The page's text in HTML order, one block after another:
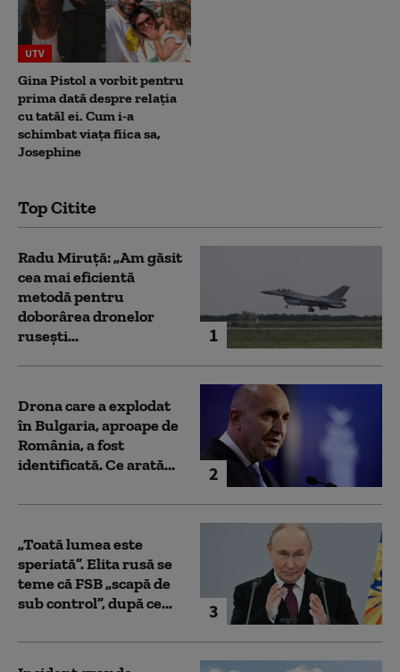
UTV
Gina Pistol a vorbit pentru
prima dată despre relația
cu tatăl ei. Cum i-a
schimbat viața fiica sa,
Josephine
Top Citite
1
Radu Miruță: „Am găsit
cea mai eficientă
metodă pentru
doborârea dronelor
rusești...
2
Drona care a explodat
în Bulgaria, aproape de
România, a fost
identificată. Ce arată...
3
„Toată lumea este
speriată”. Elita rusă se
teme că FSB „scapă de
sub control”, după ce...